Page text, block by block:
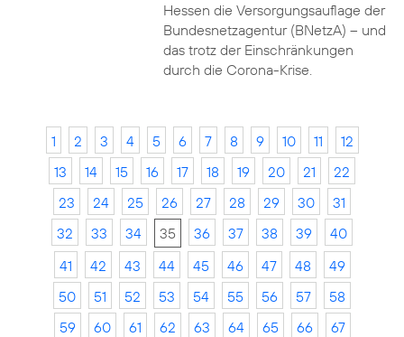
Hessen die Versorgungsauflage der
Bundesnetzagentur (BNetzA) – und
das trotz der Einschränkungen
durch die Corona-Krise.
1 2 3 4 5 6 7 8 9 10 11
12
13
14 15 16 17 18 19 20 21
22
23
24 25 26 27 28 29 30
31
32
33 34 35 36 37 38 39
40
41
42 43 44 45 46 47 48
49
50
51 52 53 54 55 56 57
58
59
60 61 62 63 64 65 66
67